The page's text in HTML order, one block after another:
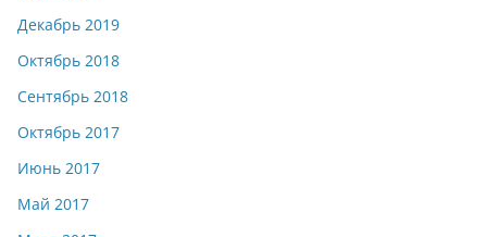
Декабрь 2019
Октябрь 2018
Сентябрь 2018
Октябрь 2017
Июнь 2017
Май 2017